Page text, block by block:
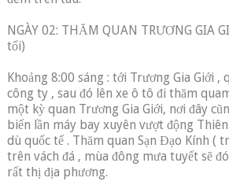
NGÀY 02: THĂM QUAN TRƯƠNG GIA
tối)
Khoảng 8:00 sáng : tới Trương Gia Giới ,
công ty , sau đó lên xe ô tô đi thăm
một kỳ quan Trương Gia Giới, nơi đây
biến lần máy bay xuyên vượt động
dù quốc tế . Thăm quan Sạn Đạo Kính (
trên vách đá , mùa đông mưa tuyết sẽ
rất thị địa phương.